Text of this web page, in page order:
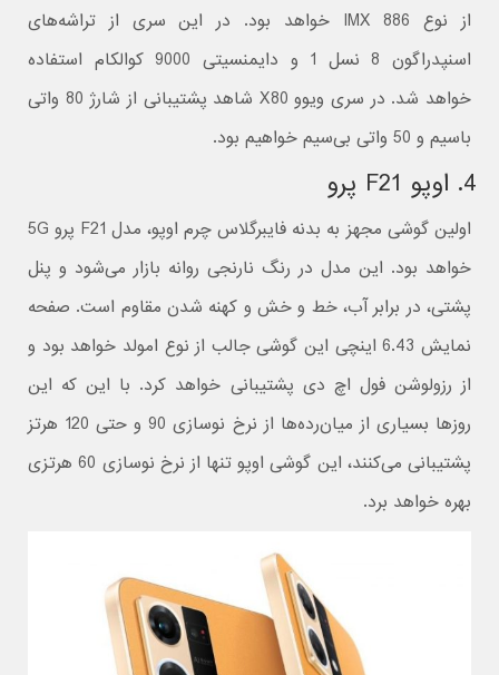
از نوع IMX 886 خواهد بود. در این سری از تراشه‌های
اسنپدراگون 8 نسل 1 و دایمنسیتی 9000 کوالکام استفاده
خواهد شد. در سری ویوو X80 شاهد پشتیبانی از شارژ 80 واتی
باسیم و 50 واتی بی‌سیم خواهیم بود.
4. اوپو F21 پرو
اولین گوشی مجهز به بدنه فایبرگلاس چرم اوپو، مدل F21 پرو 5G
خواهد بود. این مدل در رنگ نارنجی روانه بازار می‌شود و پنل
پشتی، در برابر آب، خط و خش و کهنه شدن مقاوم است. صفحه
نمایش 6.43 اینچی این گوشی جالب از نوع امولد خواهد بود و
از رزولوشن فول اچ دی پشتیبانی خواهد کرد. با این که این
روزها بسیاری از میان‌رده‌ها از نرخ نوسازی 90 و حتی 120 هرتز
پشتیبانی می‌کنند، این گوشی اوپو تنها از نرخ نوسازی 60 هرتزی
بهره خواهد برد.